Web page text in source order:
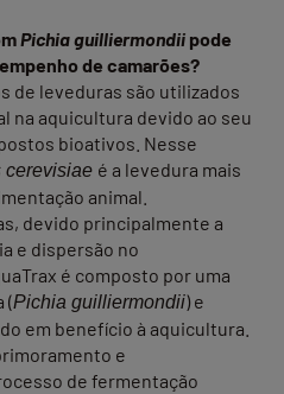
Pichia guilliermondii pode
de camarões?
de leveduras são utilizados
na aquicultura devido ao seu
bioativos. Nesse
cerevisiae é a levedura mais
animal.
devido principalmente a
e dispersão no
é composto por uma
(Pichia guilliermondii) e
em benefício à aquicultura.
e
de fermentação